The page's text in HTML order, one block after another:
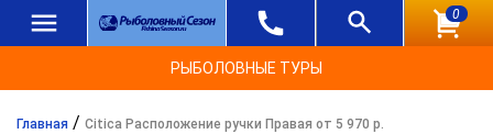
0
РЫБОЛОВНЫЕ ТУРЫ
Главная / Citica Расположение ручки Правая от 5 970 р.